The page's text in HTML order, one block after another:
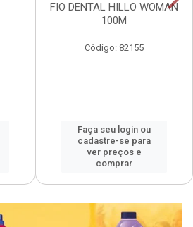
FIO DENTAL HILLO WOMAN
100M
Código: 82155
Faça seu login ou
cadastre-se para
ver preços e
comprar